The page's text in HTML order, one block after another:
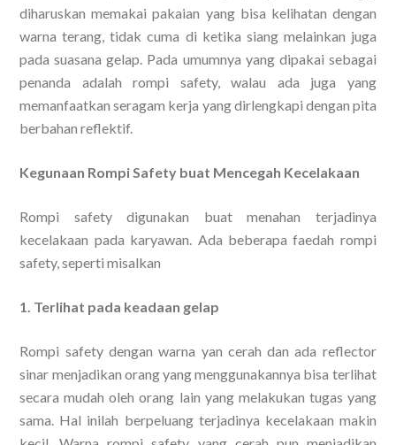
diharuskan memakai pakaian yang bisa kelihatan dengan
warna terang, tidak cuma di ketika siang melainkan juga
pada suasana gelap. Pada umumnya yang dipakai sebagai
penanda adalah rompi safety, walau ada juga yang
memanfaatkan seragam kerja yang dirlengkapi dengan pita
berbahan reflektif.
Kegunaan Rompi Safety buat Mencegah Kecelakaan
Rompi safety digunakan buat menahan terjadinya
kecelakaan pada karyawan. Ada beberapa faedah rompi
safety, seperti misalkan
1. Terlihat pada keadaan gelap
Rompi safety dengan warna yan cerah dan ada reflector
sinar menjadikan orang yang menggunakannya bisa terlihat
secara mudah oleh orang lain yang melakukan tugas yang
sama. Hal inilah berpeluang terjadinya kecelakaan makin